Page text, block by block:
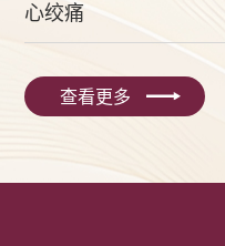
心绞痛
查看更多